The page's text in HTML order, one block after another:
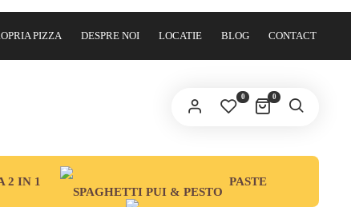
PIZZA DESPRE NOI LOCATIE BLOG CONTACT
0
0
2 IN 1 PASTE